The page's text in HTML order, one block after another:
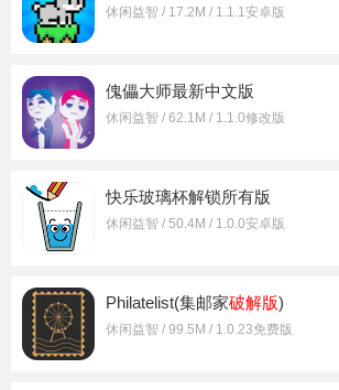
休闲益智 / 17.2M / 1.1.1安卓版
傀儡大师最新中文版
休闲益智 / 62.1M / 1.1.0修改版
快乐玻璃杯解锁所有版
休闲益智 / 50.4M / 1.0.0安卓版
Philatelist(集邮家破解版)
休闲益智 / 99.5M / 1.0.23免费版